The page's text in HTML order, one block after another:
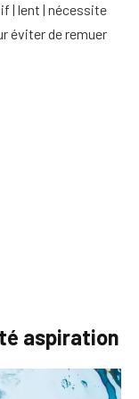
| lent | nécessite
éviter de remuer
aspiration